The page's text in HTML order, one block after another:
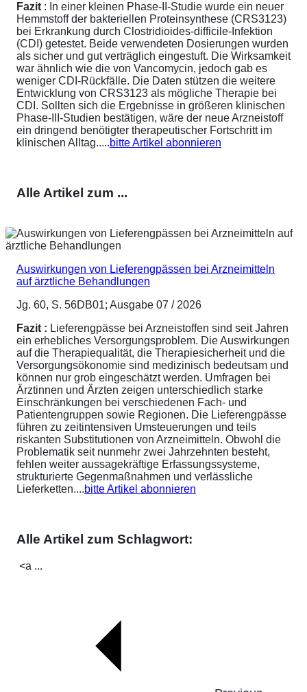
Fazit : In einer kleinen Phase-II-Studie wurde ein neuer
Hemmstoff der bakteriellen Proteinsynthese (CRS3123)
bei Erkrankung durch Clostridioides-difficile-Infektion
(CDI) getestet. Beide verwendeten Dosierungen wurden
als sicher und gut verträglich eingestuft. Die Wirksamkeit
war ähnlich wie die von Vancomycin, jedoch gab es
weniger CDI-Rückfälle. Die Daten stützen die weitere
Entwicklung von CRS3123 als mögliche Therapie bei
CDI. Sollten sich die Ergebnisse in größeren klinischen
Phase-III-Studien bestätigen, wäre der neue Arzneistoff
ein dringend benötigter therapeutischer Fortschritt im
klinischen Alltag.....bitte Artikel abonnieren
Alle Artikel zum ...
Auswirkungen von Lieferengpässen bei Arzneimitteln
auf ärztliche Behandlungen
Jg. 60, S. 56DB01; Ausgabe 07 / 2026
Fazit : Lieferengpässe bei Arzneistoffen sind seit Jahren
ein erhebliches Versorgungsproblem. Die Auswirkungen
auf die Therapiequalität, die Therapiesicherheit und die
Versorgungsökonomie sind medizinisch bedeutsam und
können nur grob eingeschätzt werden. Umfragen bei
Ärztinnen und Ärzten zeigen unterschiedlich starke
Einschränkungen bei verschiedenen Fach- und
Patientengruppen sowie Regionen. Die Lieferengpässe
führen zu zeitintensiven Umsteuerungen und teils
riskanten Substitutionen von Arzneimitteln. Obwohl die
Problematik seit nunmehr zwei Jahrzehnten besteht,
fehlen weiter aussagekräftige Erfassungssysteme,
strukturierte Gegenmaßnahmen und verlässliche
Lieferketten....bitte Artikel abonnieren
Alle Artikel zum Schlagwort:
<a ...